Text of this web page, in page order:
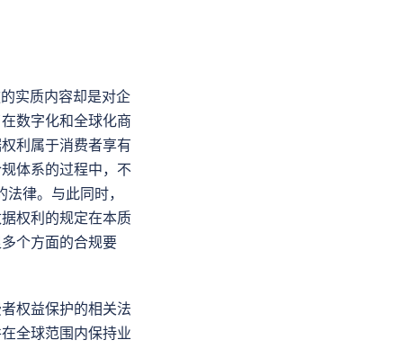
实质内容却是对企
数字化和全球化商
利属于消费者享有
体系的过程中，不
律。与此同时，
权利的规定在本质
个方面的合规要
权益保护的相关法
全球范围内保持业